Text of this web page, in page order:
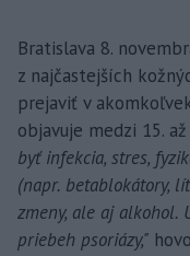
Bratislava 8.
z najčastejších
prejaviť v
objavuje medzi 15.
byť infekcia, stres,
(napr. betablokátory,
zmeny, ale aj alkohol.
priebeh psoriázy,"